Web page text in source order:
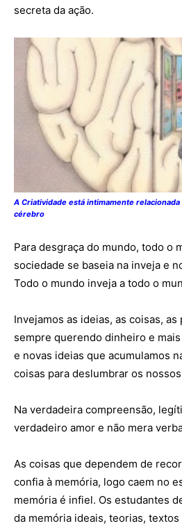
secreta da ação.
A Criatividade está intimamente
cérebro
Para desgraça do mundo, todo o
sociedade se baseia na inveja e
Todo o mundo inveja a todo o
Invejamos as ideias, as coisas, as
sempre querendo dinheiro e
e novas ideias que acumulamos
coisas para deslumbrar os
Na verdadeira compreensão,
verdadeiro amor e não mera
As coisas que dependem de
confia à memória, logo caem no
memória é infiel. Os estudantes
da memória ideais, teorias,